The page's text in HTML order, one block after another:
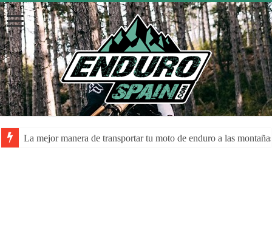
La despolarización mental en el rendimiento de los atletas: una